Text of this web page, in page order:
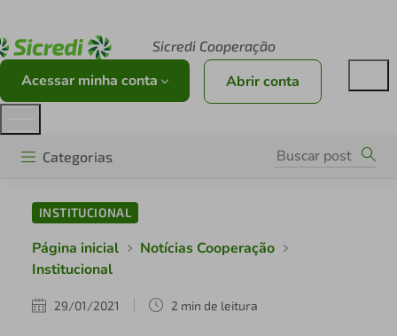
Sicredi Cooperação
Acessar minha conta Abrir conta
Categorias
INSTITUCIONAL
Página inicial
Notícias Cooperação
Institucional
29/01/2021 2 min de leitura